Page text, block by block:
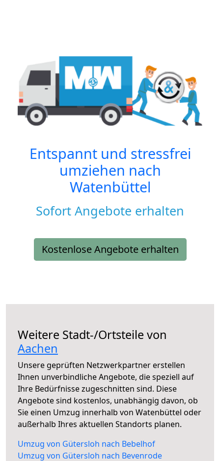
Entspannt und stressfrei
umziehen nach
Watenbüttel
Sofort Angebote erhalten
Kostenlose Angebote erhalten
Weitere Stadt-/Ortsteile von
Aachen
Unsere geprüften Netzwerkpartner erstellen
Ihnen unverbindliche Angebote, die speziell auf
Ihre Bedürfnisse zugeschnitten sind. Diese
Angebote sind kostenlos, unabhängig davon, ob
Sie einen Umzug innerhalb von Watenbüttel oder
außerhalb Ihres aktuellen Standorts planen.
Umzug von Gütersloh nach Bebelhof
Umzug von Gütersloh nach Bevenrode